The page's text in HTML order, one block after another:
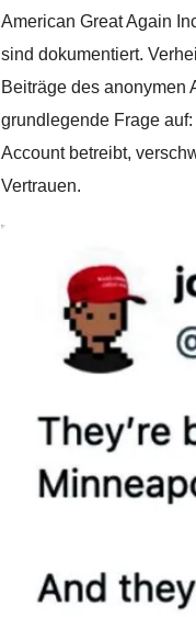
American Great Again
sind dokumentiert.
Beiträge des anonymen
grundlegende Frage
Account betreibt,
Vertrauen.